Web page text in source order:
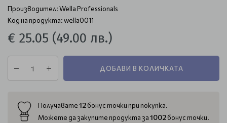
Производител:Wella Professionals
Код на продукта: wella0011
€ 25.05 (49.00 лв.)
ДОБАВИ В КОЛИЧКАТА
Получавате12бонус точки при покупка.
Можете да закупите продукта за1002бонус точки.